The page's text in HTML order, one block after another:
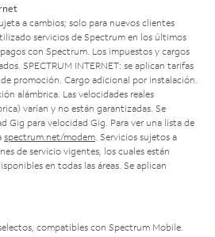
a cambios; solo para nuevos clientes
servicios de Spectrum en los últimos
con Spectrum. Los impuestos y cargos
SPECTRUM INTERNET: se aplican tarifas
promoción. Cargo adicional por instalación.
alámbrica. Las velocidades reales
varían y no están garantizadas. Se
Gig para velocidad Gig. Para ver una lista de
spectrum.net/modem . Servicios sujetos a
de servicio vigentes, los cuales están
en todas las áreas. Se aplican
compatibles con Spectrum Mobile.